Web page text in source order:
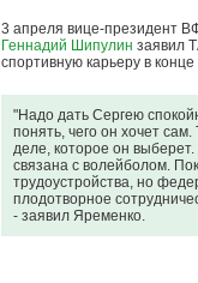
3 апреля вице-президент
Геннадий Шипулин заявил
спортивную карьеру в
"Надо дать Сергею
понять, чего он хочет
деле, которое он
связана с волейболом.
трудоустройства, но
плодотворное
- заявил Яременко.